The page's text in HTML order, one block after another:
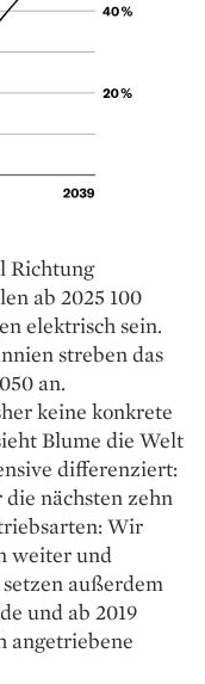
Richtung
ab 2025 100
elek­trisch sein.
streben das
an.
keine konkrete
Blume die Welt
differenziert:
nächsten zehn
Wir
weiter und
außerdem
und ab 2019
angetriebene